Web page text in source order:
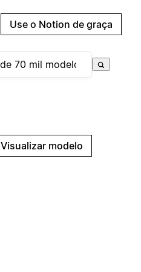
Use o Notion de graça
Visualizar modelo